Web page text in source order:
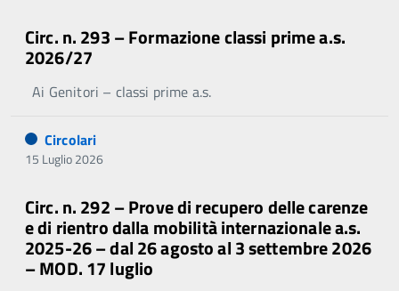
Circ. n. 293 – Formazione classi prime a.s.
2026/27
Ai Genitori – classi prime a.s.
Circolari
15 Luglio 2026
Circ. n. 292 – Prove di recupero delle carenze
e di rientro dalla mobilità internazionale a.s.
2025-26 – dal 26 agosto al 3 settembre 2026
– MOD. 17 luglio